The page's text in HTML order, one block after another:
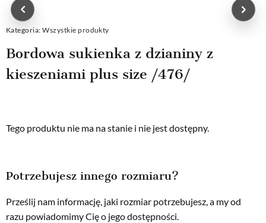
Kategoria: Wszystkie produkty
Bordowa sukienka z dzianiny z
kieszeniami plus size /476/
Tego produktu nie ma na stanie i nie jest dostępny.
Potrzebujesz innego rozmiaru?
Prześlij nam informację, jaki rozmiar potrzebujesz, a my od
razu powiadomimy Cię o jego dostępności.